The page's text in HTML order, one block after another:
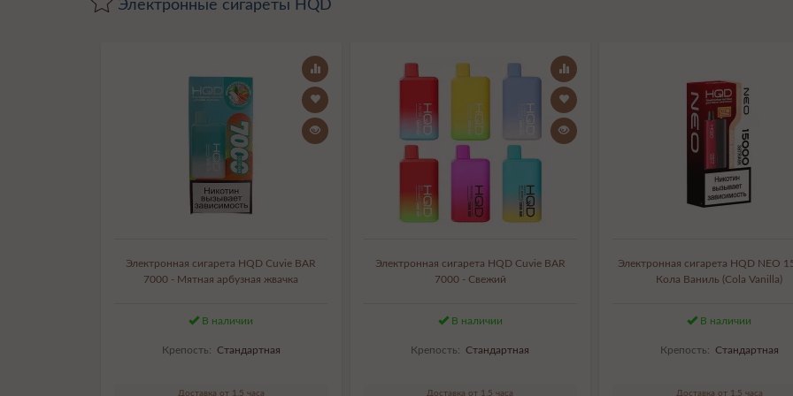
Электронные сигареты HQD
Электронная сигарета HQD Cuvie BAR
7000 - Мятная арбузная жвачка
В наличии
Крепость: Стандартная
Доставка от 1,5 часа
Электронная сигарета HQD Cuvie BAR
7000 - Свежий
В наличии
Крепость: Стандартная
Доставка от 1,5 часа
Электронная сигарета HQD NEO
Кола Ваниль (Cola Vanilla)
В наличии
Крепость: Стандартная
Доставка от 1,5 часа